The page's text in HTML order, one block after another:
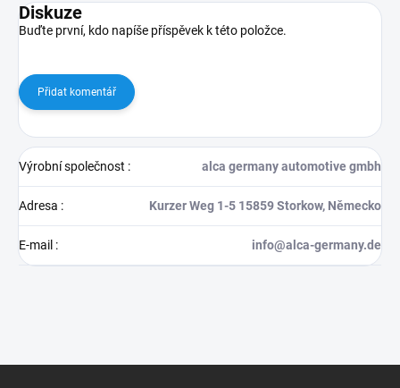
Diskuze
Buďte první, kdo napíše příspěvek k této položce.
Přidat komentář
Výrobní společnost : alca germany automotive gmbh
Adresa : Kurzer Weg 1-5 15859 Storkow, Německo
E-mail : info@alca-germany.de